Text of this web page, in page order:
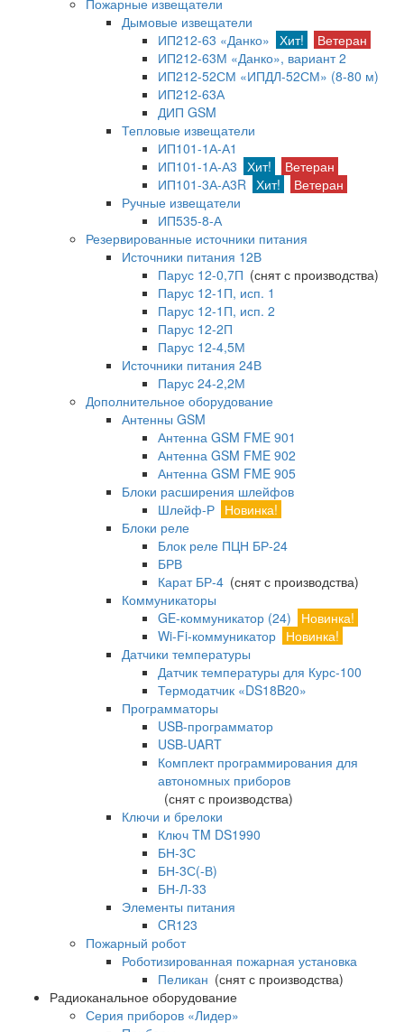
Пожарные извещатели
Дымовые извещатели
ИП212-63 «Данко» Хит!
Ветеран
ИП212-63М «Данко», вариант 2
ИП212-52СМ «ИПДЛ-52СМ» (8-80 м)
ИП212-63А
ДИП GSM
Тепловые извещатели
ИП101-1А-А1
ИП101-1А-А3 Хит!
Ветеран
ИП101-3А-А3R Хит!
Ветеран
Ручные извещатели
ИП535-8-А
Резервированные источники питания
Источники питания 12В
Парус 12-0,7П (снят с производства)
Парус 12-1П, исп. 1
Парус 12-1П, исп. 2
Парус 12-2П
Парус 12-4,5М
Источники питания 24В
Парус 24-2,2М
Дополнительное оборудование
Антенны GSM
Антенна GSM FME 901
Антенна GSM FME 902
Антенна GSM FME 905
Блоки расширения шлейфов
Шлейф-Р Новинка!
Блоки реле
Блок реле ПЦН БР-24
БРВ
Карат БР-4 (снят с производства)
Коммуникаторы
GE-коммуникатор (24)
Новинка!
Wi-Fi-коммуникатор Новинка!
Датчики температуры
Датчик температуры для Курс-100
Термодатчик «DS18B20»
Программаторы
USB-программатор
USB-UART
Комплект программирования для
автономных приборов
(снят с производства)
Ключи и брелоки
Ключ TM DS1990
БН-3С
БН-3С(-В)
БН-Л-33
Элементы питания
CR123
Пожарный робот
Роботизированная пожарная установка
Пеликан (снят с производства)
Радиоканальное оборудование
Серия приборов «Лидер»